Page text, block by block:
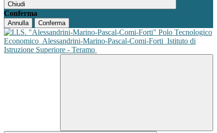
Chiudi
Conferma
Annulla Conferma
Polo Tecnologico
Economico Alessandrini-Marino-Pascal-Comi-Forti Istituto di
Istruzione Superiore - Teramo